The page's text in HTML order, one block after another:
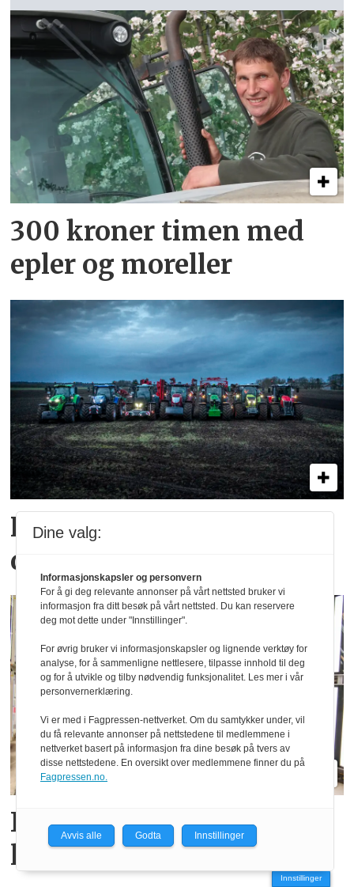
300 kroner timen med
epler og moreller
Hvilke merker er størst i
ditt fylke?
Fendt gjør endringer i
ledelsen
Innstillinger
Dine valg:
Informasjonskapsler og personvern
For å gi deg relevante annonser på vårt nettsted bruker vi
informasjon fra ditt besøk på vårt nettsted. Du kan reservere
deg mot dette under "Innstillinger".
For øvrig bruker vi informasjonskapsler og lignende verktøy for
analyse, for å sammenligne nettlesere, tilpasse innhold til deg
og for å utvikle og tilby nødvendig funksjonalitet. Les mer i vår
personvernerklæring.
Vi er med i Fagpressen-nettverket. Om du samtykker under, vil
du få relevante annonser på nettstedene til medlemmene i
nettverket basert på informasjon fra dine besøk på tvers av
disse nettstedene. En oversikt over medlemmene finner du på
Fagpressen.no.
Avvis alle Godta Innstillinger